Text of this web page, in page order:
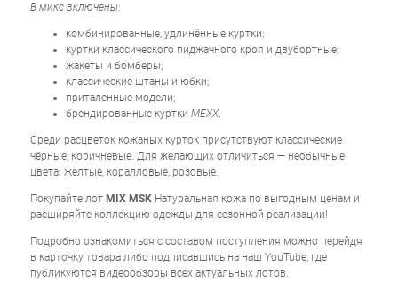
В микс включены:
комбинированные, удлинённые куртки;
куртки классического пиджачного кроя и двубортные;
жакеты и бомберы;
классические штаны и юбки;
приталенные модели;
брендированные куртки MEXX.
Среди расцветок кожаных курток присутствуют классические
чёрные, коричневые. Для желающих отличиться — необычные
цвета: жёлтые, коралловые, розовые.
Покупайте лот MIX MSK Натуральная кожа по выгодным ценам и
расширяйте коллекцию одежды для сезонной реализации!
Подробно ознакомиться с составом поступления можно перейдя
в карточку товара либо подписавшись на наш YouTube, где
публикуются видеообзоры всех актуальных лотов.